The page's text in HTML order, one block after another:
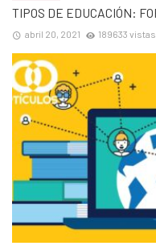
TIPOS DE EDUCACIÓN:
abril 20, 2021 189633 vistas